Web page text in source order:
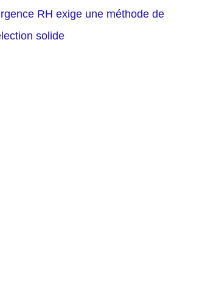
RH exige une méthode de
solide